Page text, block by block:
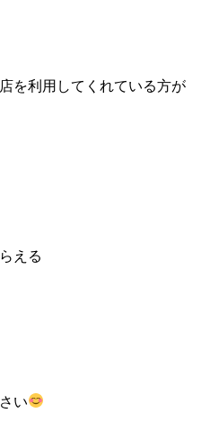
を利用してくれている方が
える
い